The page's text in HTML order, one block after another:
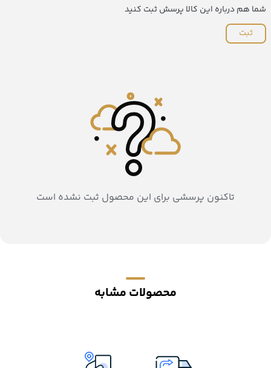
شما هم درباره این کالا پرسش ثبت کنید
ثبت
تاکنون پرسشی برای این محصول ثبت نشده است
محصولات مشابه